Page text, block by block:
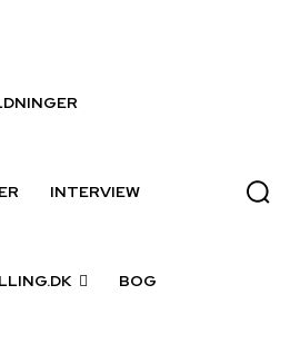
INTERVIEW
BOG